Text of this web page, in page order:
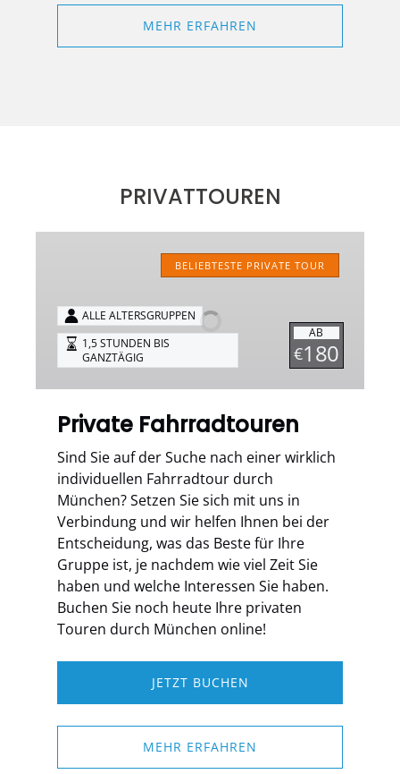
MEHR ERFAHREN
PRIVATTOUREN
BELIEBTESTE PRIVATE TOUR
AB
€180
ALLE ALTERSGRUPPEN
1,5 STUNDEN BIS
GANZTÄGIG
Private Fahrradtouren
Sind Sie auf der Suche nach einer wirklich
individuellen Fahrradtour durch
München? Setzen Sie sich mit uns in
Verbindung und wir helfen Ihnen bei der
Entscheidung, was das Beste für Ihre
Gruppe ist, je nachdem wie viel Zeit Sie
haben und welche Interessen Sie haben.
Buchen Sie noch heute Ihre privaten
Touren durch München online!
JETZT BUCHEN
MEHR ERFAHREN